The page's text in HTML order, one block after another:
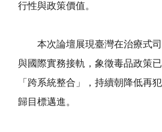
行性與政策價值。
本次論壇展現臺灣在治療式
與國際實務接軌，象徵毒品政策
「跨系統整合」，持續朝降低再
歸目標邁進。